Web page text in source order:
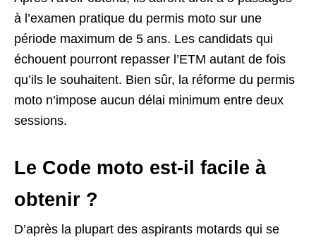
à l’examen pratique du permis moto sur une
période maximum de 5 ans. Les candidats qui
échouent pourront repasser l’ETM autant de fois
qu’ils le souhaitent. Bien sûr, la réforme du permis
moto n’impose aucun délai minimum entre deux
sessions.
Le Code moto est-il facile à
obtenir ?
D’après la plupart des aspirants motards qui se